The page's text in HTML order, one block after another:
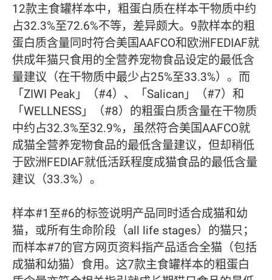
12款主食罐样本中，粗蛋白质在样本干物质中约
占32.3%至72.6%不等，差异颇大。9款样本的粗
蛋白质含量同时符合美国AAFCO和欧洲FEDIAF就
供成年猫只食用的全营养宠物食品设定的最低含
量建议（在干物质中最少占25%至33.3%）。而
「ZIWI Peak」（#4）、「Salican」（#7）和
「WELLNESS」（#8）的粗蛋白质含量在干物质
中约占32.3%至32.9%，虽然符合美国AAFCO就
成猫全营养宠物食品的最低含量建议，但却稍低
于欧洲FEDIAF就低活跃程度成猫食品的最低含量
建议（33.3%）。
样本#1至#6的标签说明产品同时适合成猫和幼
猫，或所有生命阶段（all life stages）的猫只；
而样本#7的官方网页资料指产品适合全猫（包括
成猫和幼猫）食用。这7款主食罐样本的粗蛋白